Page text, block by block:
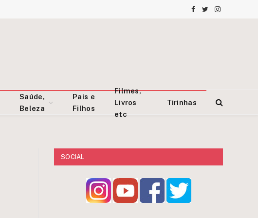
Facebook
TwitterInstagram
Saúde,
Beleza
Pais e
Filhos
Filmes,
Livros
etc
Tirinhas
SOCIAL